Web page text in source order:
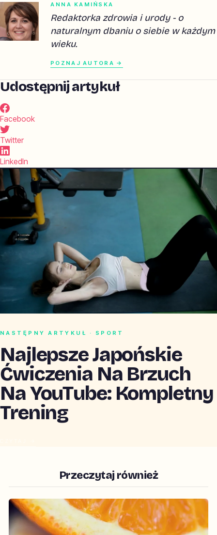
ANNA KAMIŃSKA
Redaktorka zdrowia i urody - o
naturalnym dbaniu o siebie w każdym
wieku.
POZNAJ AUTORA →
Udostępnij artykuł
Facebook
Twitter
LinkedIn
NASTĘPNY ARTYKUŁ · SPORT
Najlepsze Japońskie
Ćwiczenia Na Brzuch
Na YouTube: Kompletny
Trening
Przeczytaj również